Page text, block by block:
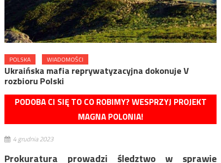
POLSKA WIADOMOŚCI
Ukraińska mafia reprywatyzacyjna dokonuje V
rozbioru Polski
PODOBA CI SIĘ TO CO ROBIMY? WESPRZYJ PROJEKT
MAGNA POLONIA!
4 grudnia 2023
Prokuratura prowadzi śledztwo w sprawie